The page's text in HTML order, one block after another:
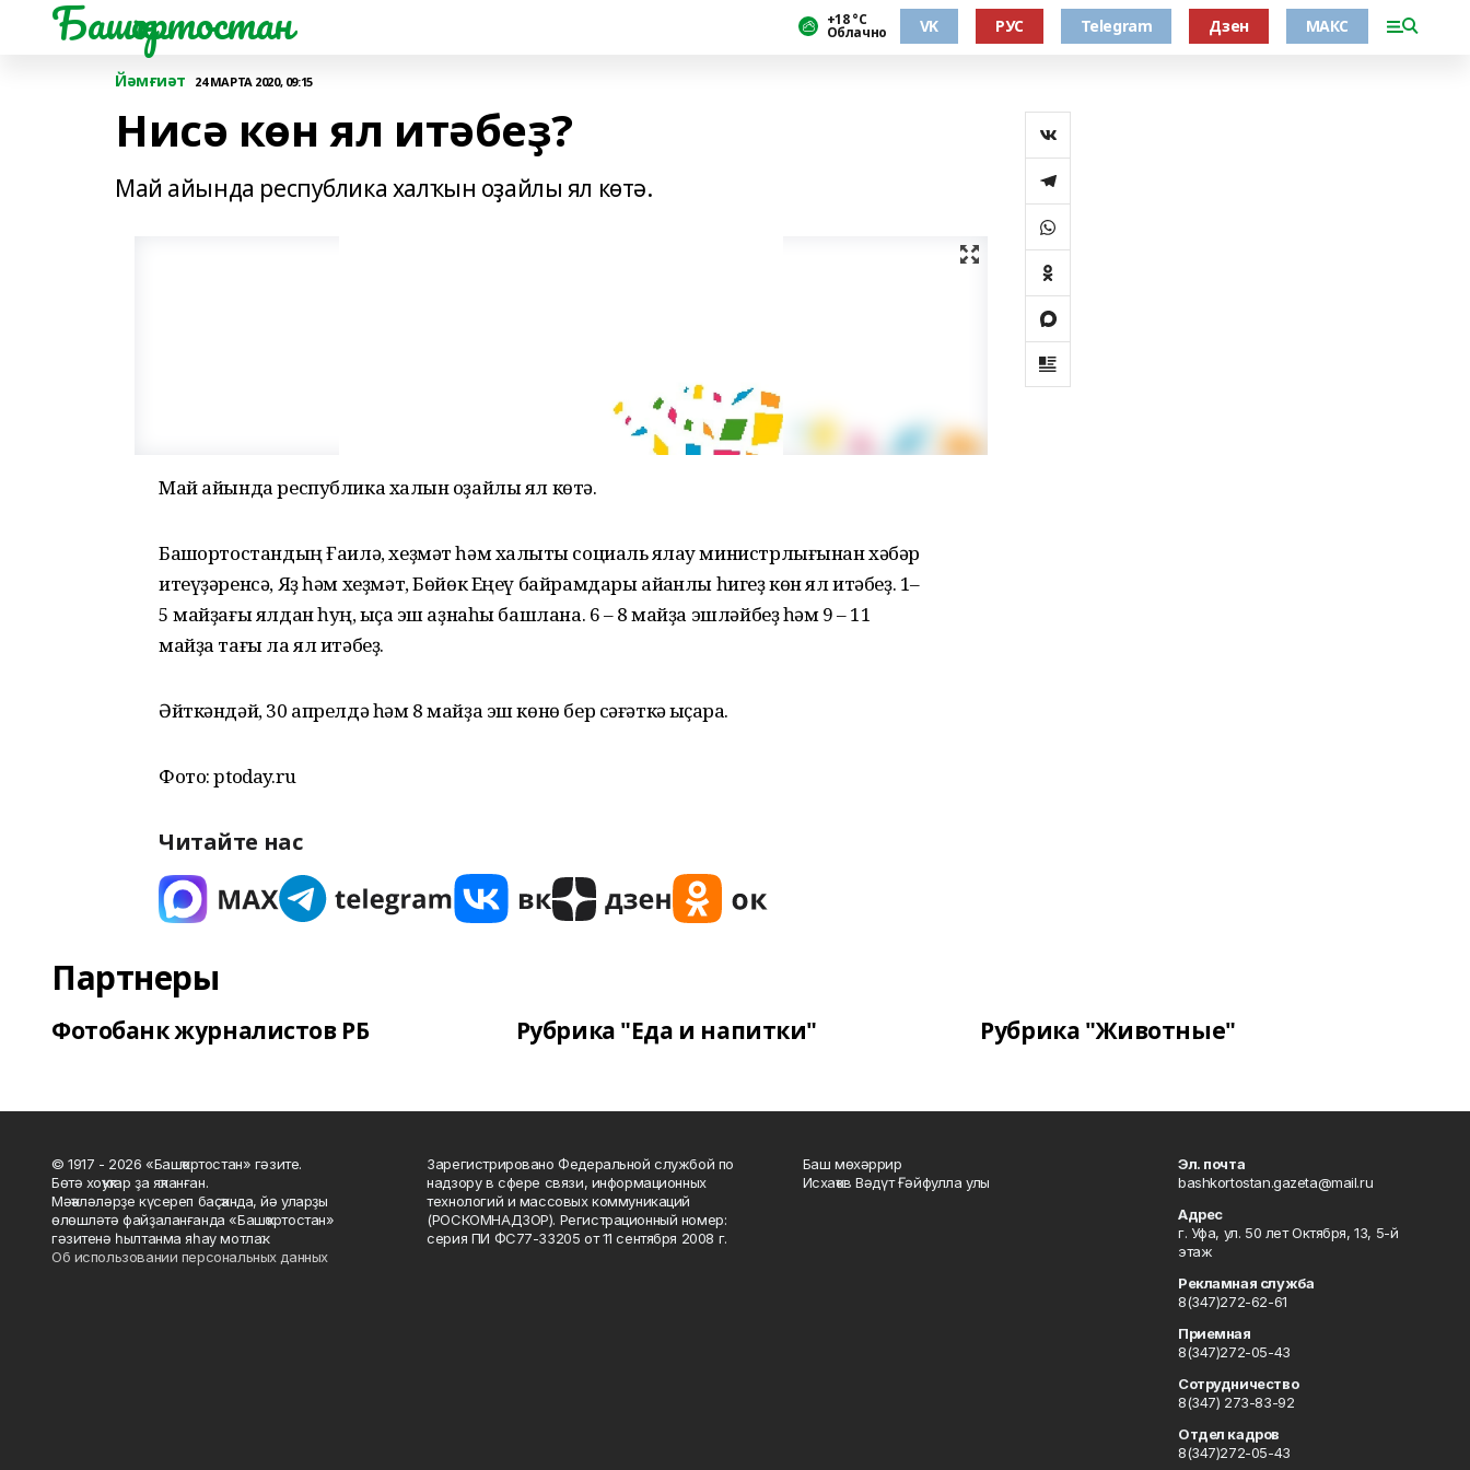
Башҡортостан +18 °С
Облачно VK РУС Telegram Дзен МАКС
Йәмғиәт 24 МАРТА 2020, 09:15
Нисә көн ял итәбеҙ?
Май айында республика халҡын оҙайлы ял көтә.
Май айында республика халҡын оҙайлы ял көтә.
Башҡортостандың Ғаилә, хеҙмәт һәм халыҡты социаль яҡлау министрлығынан хәбәр
итеүҙәренсә, Яҙ һәм хеҙмәт, Бөйөк Еңеү байрамдары айҡанлы һигеҙ көн ял итәбеҙ. 1–
5 майҙағы ялдан һуң, ҡыҫҡа эш аҙнаһы башлана. 6 – 8 майҙа эшләйбеҙ һәм 9 – 11
майҙа тағы ла ял итәбеҙ.
Әйткәндәй, 30 апрелдә һәм 8 майҙа эш көнө бер сәғәткә ҡыҫҡара.
Фото: ptoday.ru
Читайте нас
Партнеры
Фотобанк журналистов РБ Рубрика "Еда и напитки" Рубрика "Животные"
© 1917 - 2026 «Башҡортостан» гәзите.
Бөтә хоҡуҡтар ҙа яҡланған.
Мәҡәләләрҙе күсереп баҫҡанда, йә уларҙы
өлөшләтә файҙаланғанда «Башҡортостан»
гәзитенә һылтанма яһау мотлаҡ.
Об использовании персональных данных
Зарегистрировано Федеральной службой по
надзору в сфере связи, информационных
технологий и массовых коммуникаций
(РОСКОМНАДЗОР). Регистрационный номер:
серия ПИ ФС77-33205 от 11 сентября 2008 г.
Баш мөхәррир
Исхаҡов Вәдүт Ғәйфулла улы
Эл. почта
bashkortostan.gazeta@mail.ru
Адрес
г. Уфа, ул. 50 лет Октября, 13, 5-й
этаж
Рекламная служба
8(347)272-62-61
Приемная
8(347)272-05-43
Сотрудничество
8(347) 273-83-92
Отдел кадров
8(347)272-05-43